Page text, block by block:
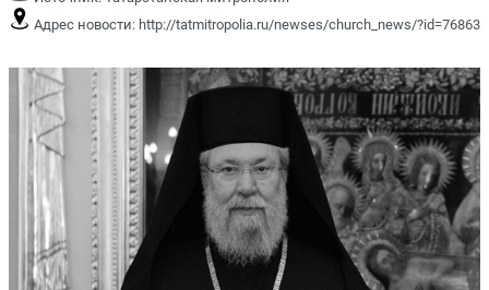
Адрес новости: http://tatmitropolia.ru/newses/church_news/?id=76863